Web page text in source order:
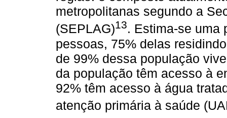
metropolitanas segundo a
(SEPLAG)13. Estima-se uma
pessoas, 75% delas
de 99% dessa população
da população têm acesso à
92% têm acesso à água
atenção primária à saúde